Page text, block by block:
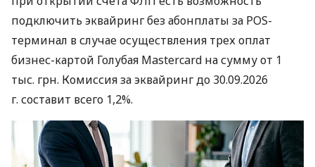
подключить эквайринг без абонплаты за POS-
терминал в случае осуществления трех оплат
бизнес-картой Голубая Mastercard на сумму от 1
тыс. грн. Комиссия за эквайринг до 30.09.2026
г. составит всего 1,2%.